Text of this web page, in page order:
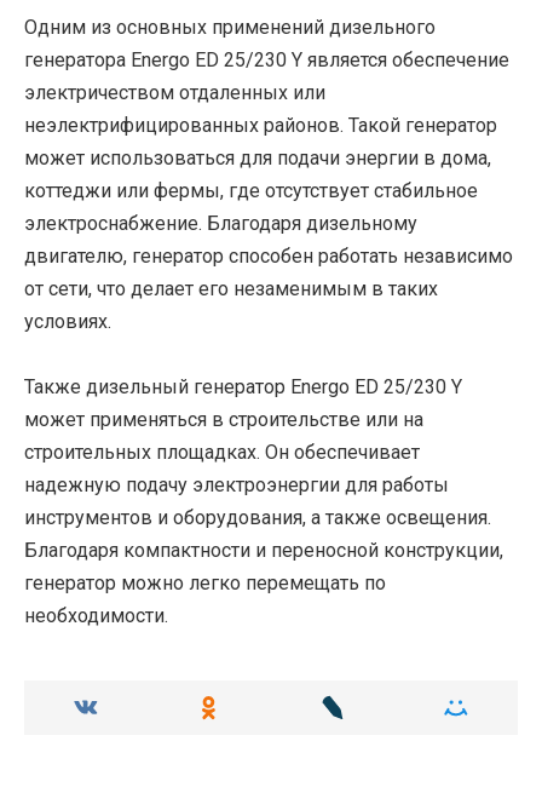
Одним из основных применений дизельного
генератора Energo ED 25/230 Y является обеспечение
электричеством отдаленных или
неэлектрифицированных районов. Такой генератор
может использоваться для подачи энергии в дома,
коттеджи или фермы, где отсутствует стабильное
электроснабжение. Благодаря дизельному
двигателю, генератор способен работать независимо
от сети, что делает его незаменимым в таких
условиях.
Также дизельный генератор Energo ED 25/230 Y
может применяться в строительстве или на
строительных площадках. Он обеспечивает
надежную подачу электроэнергии для работы
инструментов и оборудования, а также освещения.
Благодаря компактности и переносной конструкции,
генератор можно легко перемещать по
необходимости.